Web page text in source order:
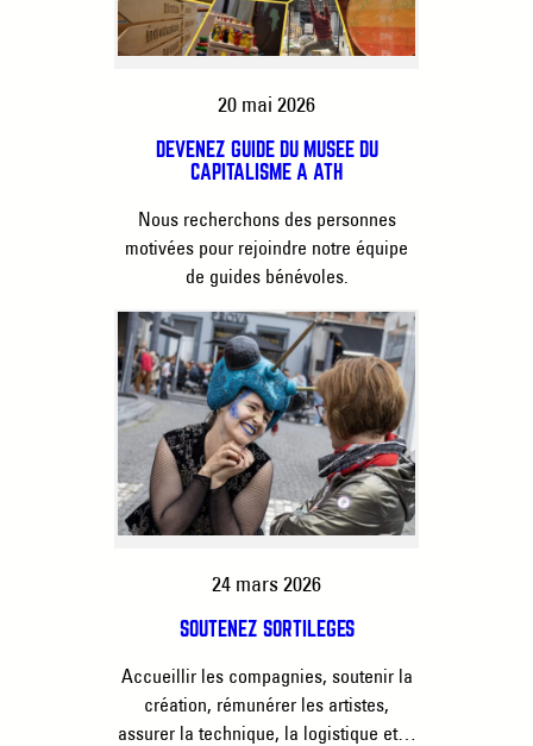
20 mai 2026
DEVENEZ GUIDE DU MUSÉE DU
CAPITALISME À ATH
Nous recherchons des personnes
motivées pour rejoindre notre équipe
de guides bénévoles.
24 mars 2026
SOUTENEZ SORTILÈGES
Accueillir les compagnies, soutenir la
création, rémunérer les artistes,
assurer la technique, la logistique et…